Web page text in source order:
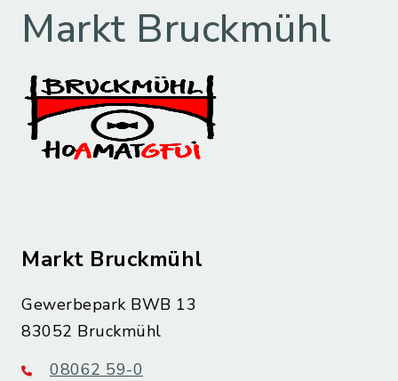
Markt Bruckmühl
Markt Bruckmühl
Gewerbepark BWB 13
83052 Bruckmühl
08062 59-0